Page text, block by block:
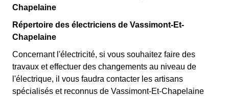
Chapelaine
Répertoire des électriciens de Vassimont-Et-
Chapelaine
Concernant l'électricité, si vous souhaitez faire des
travaux et effectuer des changements au niveau de
l'électrique, il vous faudra contacter les artisans
spécialisés et reconnus de Vassimont-Et-Chapelaine